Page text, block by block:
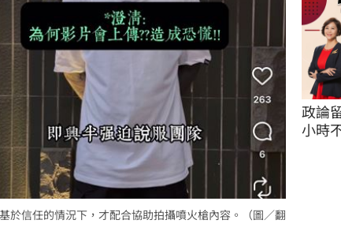
於信任的情況下，才配合協助拍攝噴火槍內容。（圖／翻
政論
小時